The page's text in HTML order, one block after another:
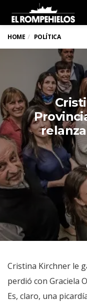
HOME POLÍTICA
Cristina Kirchner le
perdió con Graciela
Es, claro, una